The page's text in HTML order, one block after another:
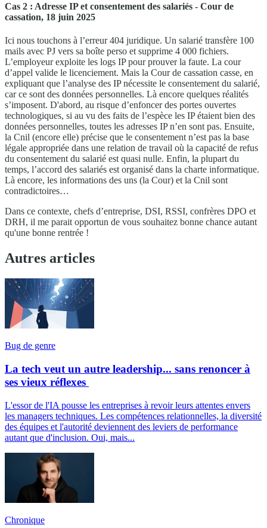
Cas 2 : Adresse IP et consentement des salariés - Cour de
cassation, 18 juin 2025
Ici nous touchons à l’erreur 404 juridique. Un salarié transfère 100
mails avec PJ vers sa boîte perso et supprime 4 000 fichiers.
L’employeur exploite les logs IP pour prouver la faute. La cour
d’appel valide le licenciement. Mais la Cour de cassation casse, en
expliquant que l’analyse des IP nécessite le consentement du salarié,
car ce sont des données personnelles. Là encore quelques réalités
s’imposent. D'abord, au risque d’enfoncer des portes ouvertes
technologiques, si au vu des faits de l’espèce les IP étaient bien des
données personnelles, toutes les adresses IP n’en sont pas. Ensuite,
la Cnil (encore elle) précise que le consentement n’est pas la base
légale appropriée dans une relation de travail où la capacité de refus
du consentement du salarié est quasi nulle. Enfin, la plupart du
temps, l’accord des salariés est organisé dans la charte informatique.
Là encore, les informations des uns (la Cour) et la Cnil sont
contradictoires…
Dans ce contexte, chefs d’entreprise, DSI, RSSI, confrères DPO et
DRH, il me parait opportun de vous souhaitez bonne chance autant
qu'une bonne rentrée !
Autres articles
Bug de genre
La tech veut un autre leadership... sans renoncer à
ses vieux réflexes
L'essor de l'IA pousse les entreprises à revoir leurs attentes envers
les managers techniques. Les compétences relationnelles, la diversité
des équipes et l'autorité deviennent des leviers de performance
autant que d'inclusion. Oui, mais...
Chronique